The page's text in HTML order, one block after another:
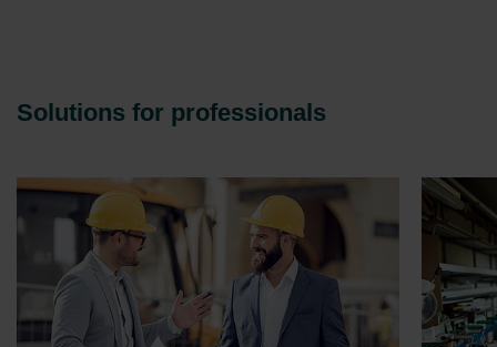
Solutions for professionals